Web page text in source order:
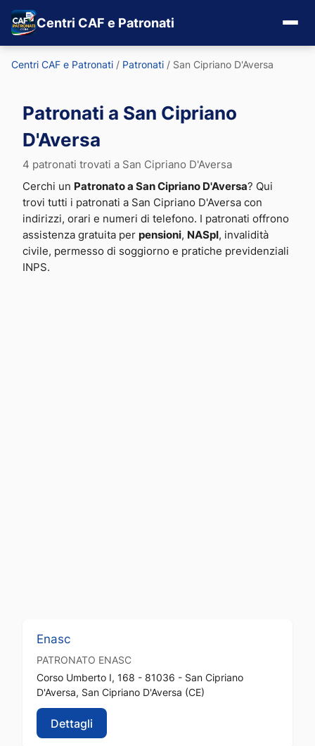
Centri CAF e Patronati
Centri CAF e Patronati / Patronati / San Cipriano D'Aversa
Patronati a San Cipriano
D'Aversa
4 patronati trovati a San Cipriano D'Aversa
Cerchi un Patronato a San Cipriano D'Aversa? Qui
trovi tutti i patronati a San Cipriano D'Aversa con
indirizzi, orari e numeri di telefono. I patronati offrono
assistenza gratuita per pensioni, NASpI , invalidità
civile, permesso di soggiorno e pratiche previdenziali
INPS.
Enasc
PATRONATO ENASC
Corso Umberto I, 168 - 81036 - San Cipriano
D'Aversa, San Cipriano D'Aversa (CE)
Dettagli